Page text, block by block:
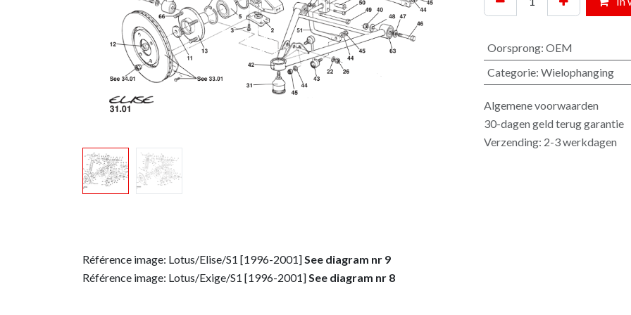
Oorsprong: OEM
Categorie: Wielophanging
Algemene voorwaarden
30-dagen geld terug garantie
Verzending: 2-3 werkdagen
Référence image: Lotus/Elise/S1 [1996-2001]See diagram nr 9
Référence image: Lotus/Exige/S1 [1996-2001]See diagram nr 8